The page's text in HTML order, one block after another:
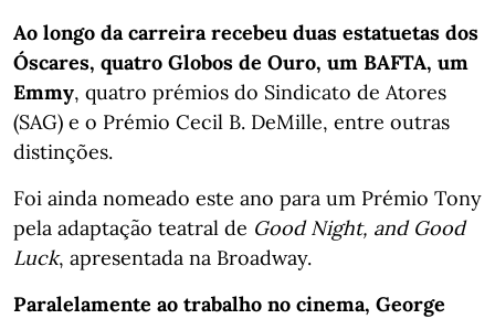
Ao longo da carreira recebeu duas estatuetas dos
Óscares, quatro Globos de Ouro, um BAFTA, um
Emmy, quatro prémios do Sindicato de Atores
(SAG) e o Prémio Cecil B. DeMille, entre outras
distinções.
Foi ainda nomeado este ano para um Prémio Tony
pela adaptação teatral de Good Night, and Good
Luck, apresentada na Broadway.
Paralelamente ao trabalho no cinema, George